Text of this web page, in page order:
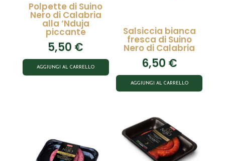
Polpette di Suino
Nero di Calabria
alla ‘Nduja
piccante
5,50 €
AGGIUNGI AL CARRELLO
Salsiccia bianca
fresca di Suino
Nero di Calabria
6,50 €
AGGIUNGI AL CARRELLO